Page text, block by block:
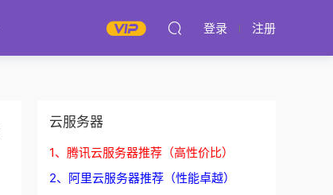
登录 注册
云服务器
1、腾讯云服务器推荐（高性价比）
2、阿里云服务器推荐（性能卓越）